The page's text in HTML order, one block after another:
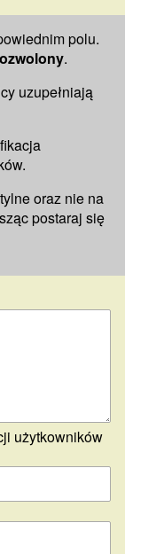
polu.
.
uzupełniają
oraz nie na
postaraj się
użytkowników